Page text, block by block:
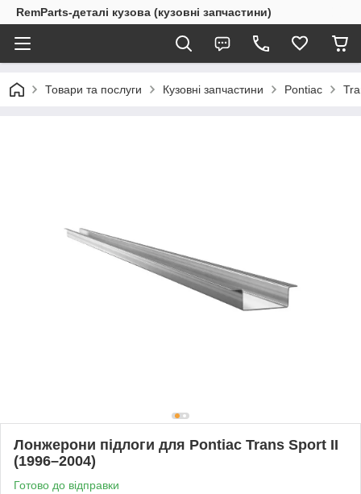
RemParts-деталі кузова (кузовні запчастини)
Товари та послуги Кузовні запчастини Pontiac
Лонжерони підлоги для Pontiac Trans Sport II
(1996–2004)
Готово до відправки